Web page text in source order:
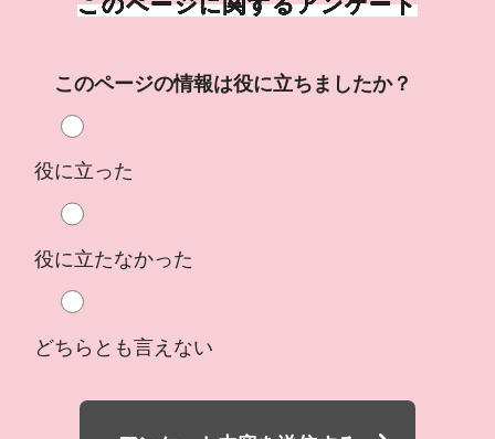
このページに関するアンケート
このページの情報は役に立ちましたか？
役に立った
役に立たなかった
どちらとも言えない